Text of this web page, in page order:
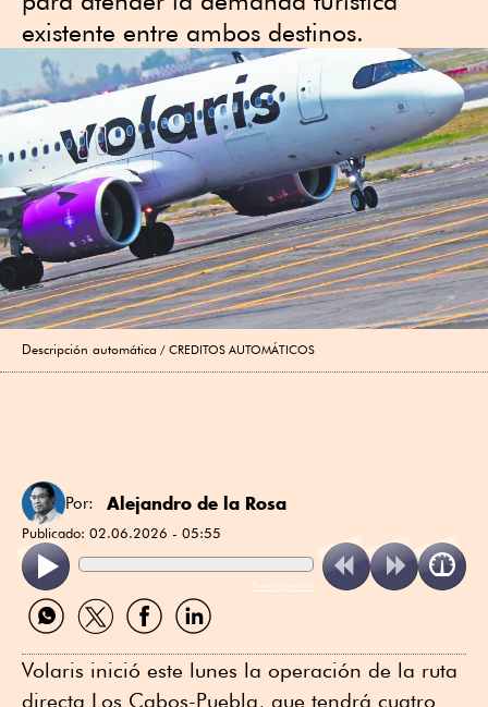
existente entre ambos destinos.
Descripción automática CREDITOS AUTOMÁTICOS
Por: Alejandro de la Rosa
Publicado: 02.06.2026 - 05:55
ReadSpeaker
Compartir
por
Compartir
por
Compartir
por
Compartir
por
Volaris inició este lunes la operación de la ruta
directa Los Cabos-Puebla, que tendrá cuatro